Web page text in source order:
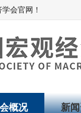
会官网！
概况 新